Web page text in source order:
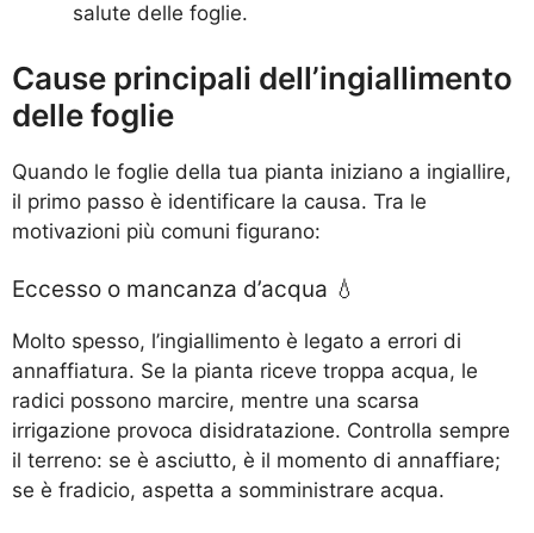
salute delle foglie.
Cause principali dell’ingiallimento
delle foglie
Quando le foglie della tua pianta iniziano a ingiallire,
il primo passo è identificare la causa. Tra le
motivazioni più comuni figurano:
Eccesso o mancanza d’acqua 💧
Molto spesso, l’ingiallimento è legato a errori di
annaffiatura. Se la pianta riceve troppa acqua, le
radici possono marcire, mentre una scarsa
irrigazione provoca disidratazione. Controlla sempre
il terreno: se è asciutto, è il momento di annaffiare;
se è fradicio, aspetta a somministrare acqua.